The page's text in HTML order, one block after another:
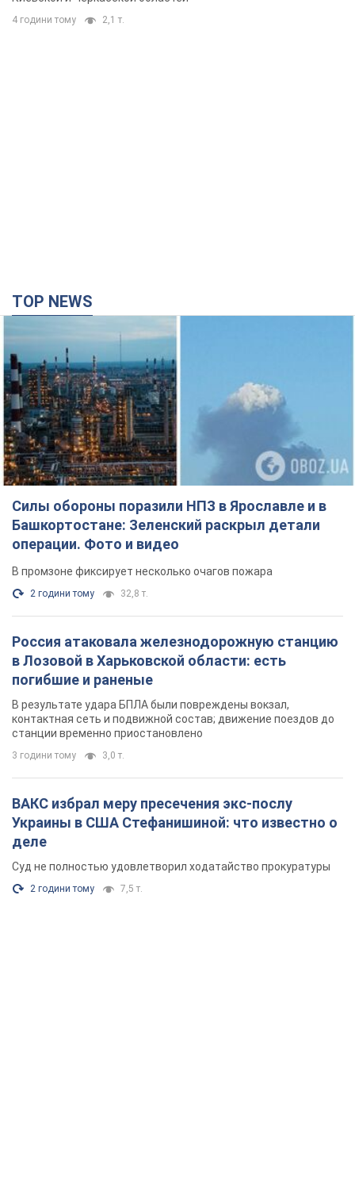
4 години тому 2,1 т.
TOP NEWS
Силы обороны поразили НПЗ в Ярославле и в
Башкортостане: Зеленский раскрыл детали
операции. Фото и видео
В промзоне фиксирует несколько очагов пожара
2 години тому 32,8 т.
Россия атаковала железнодорожную станцию
в Лозовой в Харьковской области: есть
погибшие и раненые
В результате удара БПЛА были повреждены вокзал,
контактная сеть и подвижной состав; движение поездов до
станции временно приостановлено
3 години тому 3,0 т.
ВАКС избрал меру пресечения экс-послу
Украины в США Стефанишиной: что известно о
деле
Суд не полностью удовлетворил ходатайство прокуратуры
2 години тому 7,5 т.